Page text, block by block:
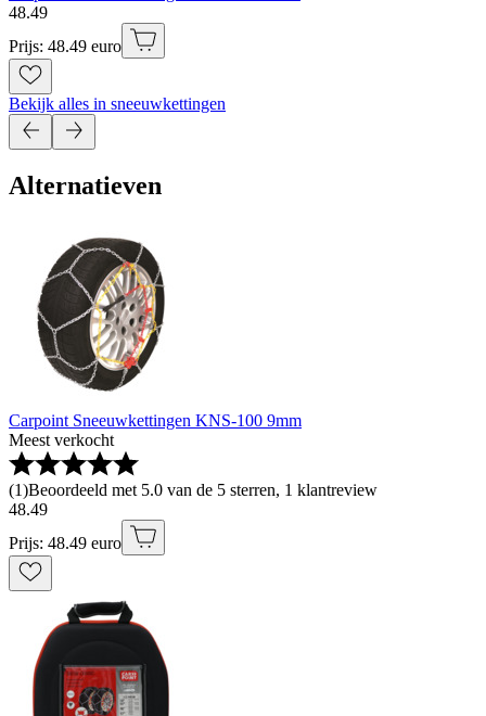
48.49
Prijs: 48.49 euro
Bekijk alles in sneeuwkettingen
Alternatieven
Carpoint Sneeuwkettingen KNS-100 9mm
Meest verkocht
(1)Beoordeeld met 5.0 van de 5 sterren, 1 klantreview
48.49
Prijs: 48.49 euro